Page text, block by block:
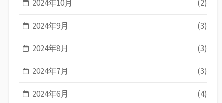
2024年10月 (2)
2024年9月 (3)
2024年8月 (3)
2024年7月 (3)
2024年6月 (4)